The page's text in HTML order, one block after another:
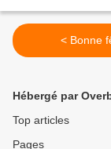
< Bonne
Hébergé par
Top articles
Pages